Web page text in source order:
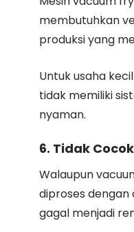
membutuhkan
produksi yang
Untuk usaha
tidak memiliki
nyaman.
6. Tidak
Walaupun
diproses dengan
gagal menjadi